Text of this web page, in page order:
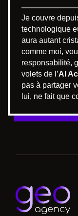
Je couvre
technologique
aura autant
comme moi,
responsabilité,
volets de l’AI
pas à partager
lui, ne fait que